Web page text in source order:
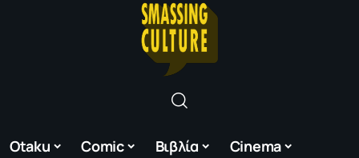
Otaku Comic Βιβλία Cinema